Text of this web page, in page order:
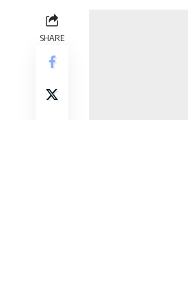
SHARE